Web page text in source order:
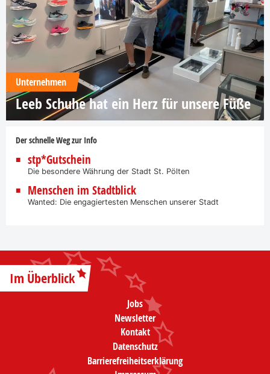
Unternehmen
Leeb Schuhe hat ein Herz für unsere Füße
Der schnelle Weg zur Info
stp*Gutschein
Die besondere Währung der Stadt St. Pölten
Menschen im Stadtblick
Wanted: Die engagiertesten Menschen unserer Stadt
Im Überblick
Jobs
Newsletter
Kontakt
Datenschutz
Barrierefreiheitserklärung